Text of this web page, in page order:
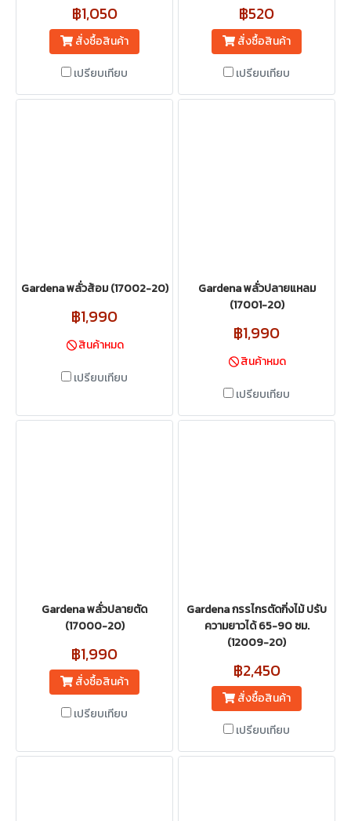
฿1,050
สั่งซื้อสินค้า
เปรียบเทียบ
฿520
สั่งซื้อสินค้า
เปรียบเทียบ
Gardena พลั่วส้อม (17002-20)
฿1,990
สินค้าหมด
เปรียบเทียบ
Gardena พลั่วปลายแหลม
(17001-20)
฿1,990
สินค้าหมด
เปรียบเทียบ
Gardena พลั่วปลายตัด
(17000-20)
฿1,990
สั่งซื้อสินค้า
เปรียบเทียบ
Gardena กรรไกรตัดกิ่งไม้ ปรับ
ความยาวได้ 65-90 ซม.
(12009-20)
฿2,450
สั่งซื้อสินค้า
เปรียบเทียบ